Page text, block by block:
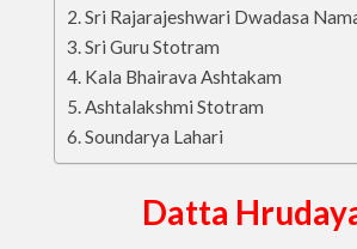
Sri Rajarajeshwari Dwadasa
Sri Guru Stotram
Kala Bhairava Ashtakam
Ashtalakshmi Stotram
Soundarya Lahari
Datta